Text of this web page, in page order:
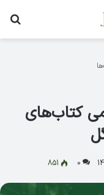
تمامی کتاب‌های
0
851